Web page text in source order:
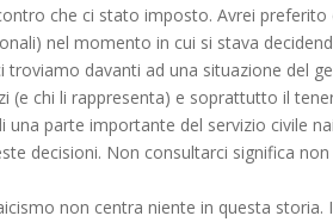
che ci stato imposto. Avrei
nel momento in cui si stava
troviamo davanti ad una situazione del
(e chi li rappresenta) e soprattutto il
una parte importante del servizio civile
decisioni. Non consultarci significa
non centra niente in questa storia.